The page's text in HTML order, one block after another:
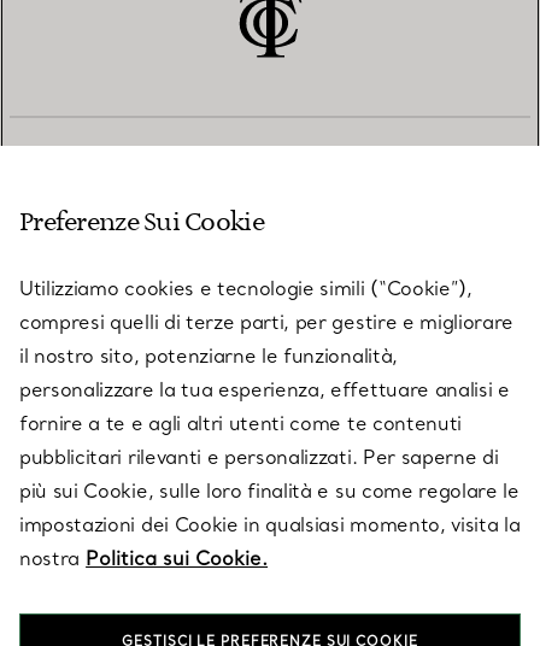
SU TIFFANY & CO.
LEGALE
SEGUICI
Preferenze Sui Cookie
Utilizziamo cookies e tecnologie simili (“Cookie”),
compresi quelli di terze parti, per gestire e migliorare
il nostro sito, potenziarne le funzionalità,
personalizzare la tua esperienza, effettuare analisi e
fornire a te e agli altri utenti come te contenuti
pubblicitari rilevanti e personalizzati. Per saperne di
più sui Cookie, sulle loro finalità e su come regolare le
impostazioni dei Cookie in qualsiasi momento, visita la
nostra Politica sui Cookie.
GESTISCI LE PREFERENZE SUI COOKIE